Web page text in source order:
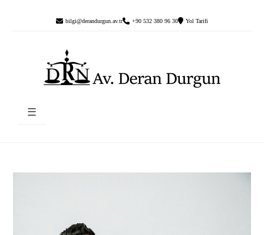
bilgi@derandurgun.av.tr +90 532 380 96 30 Yol Tarifi
☰